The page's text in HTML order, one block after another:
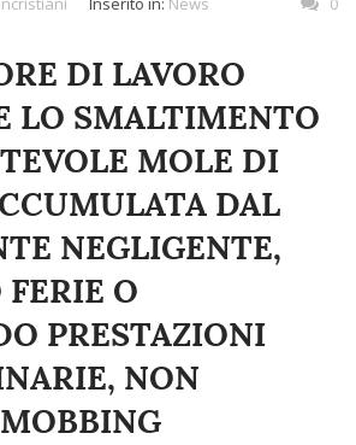
DI LAVORO
LO SMALTIMENTO
MOLE DI
DAL
NEGLIGENTE,
O
PRESTAZIONI
NON